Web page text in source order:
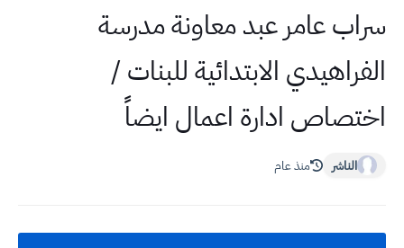
سراب عامر عبد معاونة مدرسة
الفراهيدي الابتدائية للبنات /
اختصاص ادارة اعمال ايضاً
الناشر منذ عام